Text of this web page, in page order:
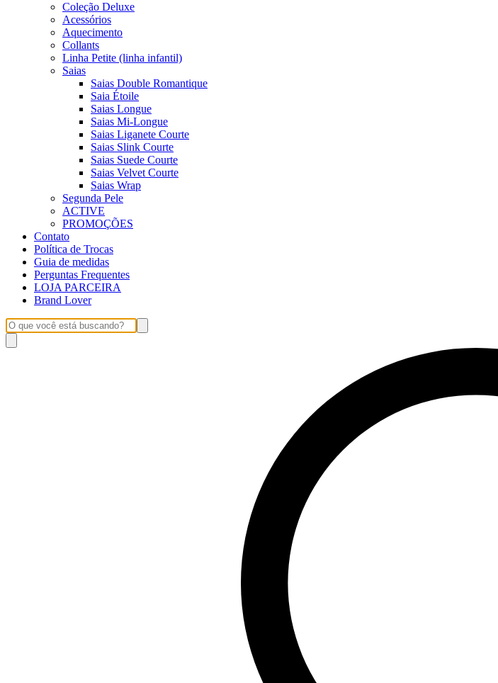
Coleção Deluxe
Acessórios
Aquecimento
Collants
Linha Petite (linha infantil)
Saias
Saias Double Romantique
Saia Étoile
Saias Longue
Saias Mi-Longue
Saias Liganete Courte
Saias Slink Courte
Saias Suede Courte
Saias Velvet Courte
Saias Wrap
Segunda Pele
ACTIVE
PROMOÇÕES
Contato
Política de Trocas
Guia de medidas
Perguntas Frequentes
LOJA PARCEIRA
Brand Lover